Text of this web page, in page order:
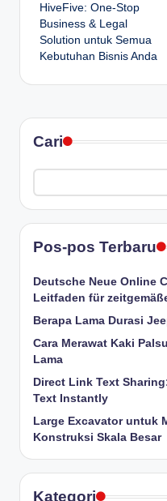
navigation
HiveFive: One-Stop
Business & Legal
Solution untuk Semua
Kebutuhan Bisnis Anda
Cari
Pos-pos Terbaru
Deutsche Neue Online
Leitfaden für
Berapa Lama Durasi
Cara Merawat Kaki
Lama
Direct Link Text
Text Instantly
Large Excavator untuk
Konstruksi Skala Besar
Kategori